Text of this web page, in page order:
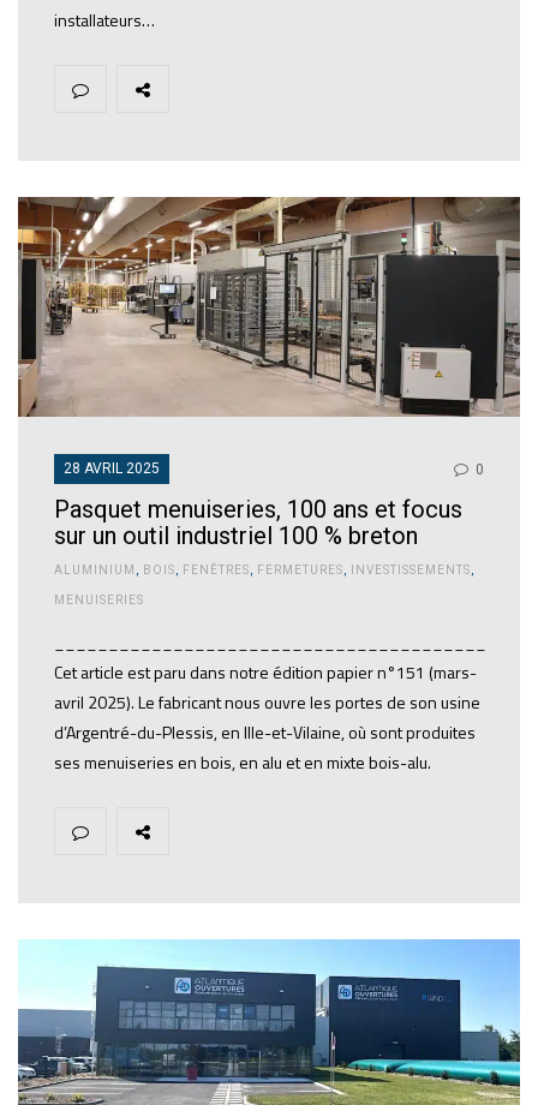
installateurs…
28 AVRIL 2025 0
Pasquet menuiseries, 100 ans et focus
sur un outil industriel 100 % breton
ALUMINIUM , BOIS, FENÊTRES, FERMETURES, INVESTISSEMENTS,
MENUISERIES
Cet article est paru dans notre édition papier n°151 (mars-
avril 2025). Le fabricant nous ouvre les portes de son usine
d’Argentré-du-Plessis, en Ille-et-Vilaine, où sont produites
ses menuiseries en bois, en alu et en mixte bois-alu.